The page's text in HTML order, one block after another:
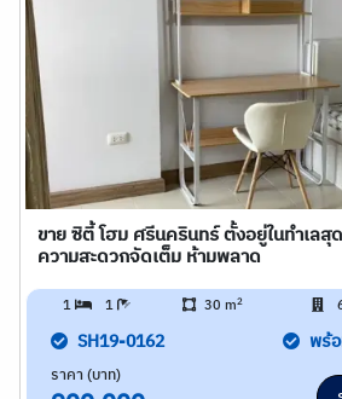
ขาย ซิตี้ โฮม ศรีนครินทร์ ตั้งอยู่ในทำเล
ความสะดวกจัดเต็ม ห้ามพลาด
1 1 30 m2
SH19-0162 พร้
ราคา (บาท)